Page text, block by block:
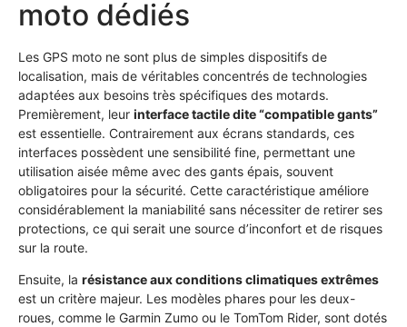
moto dédiés
Les GPS moto ne sont plus de simples dispositifs de
localisation, mais de véritables concentrés de technologies
adaptées aux besoins très spécifiques des motards.
Premièrement, leur interface tactile dite “compatible gants”
est essentielle. Contrairement aux écrans standards, ces
interfaces possèdent une sensibilité fine, permettant une
utilisation aisée même avec des gants épais, souvent
obligatoires pour la sécurité. Cette caractéristique améliore
considérablement la maniabilité sans nécessiter de retirer ses
protections, ce qui serait une source d’inconfort et de risques
sur la route.
Ensuite, la résistance aux conditions climatiques extrêmes
est un critère majeur. Les modèles phares pour les deux-
roues, comme le Garmin Zumo ou le TomTom Rider, sont dotés